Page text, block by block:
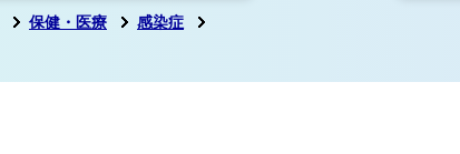
保健・医療
感染症